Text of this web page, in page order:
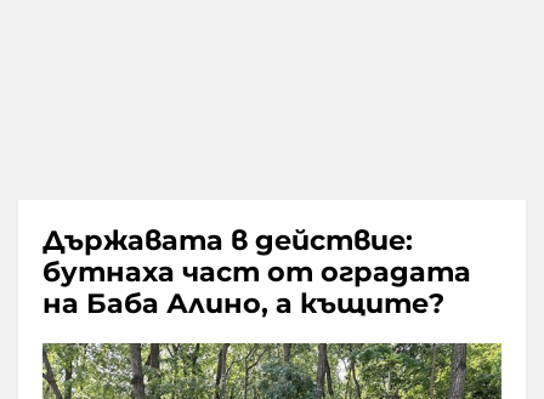
Държавата в действие:
бутнаха част от оградата
на Баба Алино, а къщите?